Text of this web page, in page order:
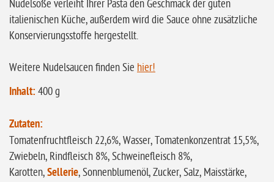
Nudelsoße verleiht Ihrer Pasta den Geschmack der guten
italienischen Küche, außerdem wird die Sauce ohne zusätzliche
Konservierungsstoffe hergestellt.
Weitere Nudelsaucen finden Sie hier!
Inhalt: 400 g
Zutaten:
Tomatenfruchtfleisch 22,6%, Wasser, Tomatenkonzentrat 15,5%,
Zwiebeln, Rindfleisch 8%, Schweinefleisch 8%,
Karotten,Sellerie, Sonnenblumenöl, Zucker, Salz, Maisstärke,